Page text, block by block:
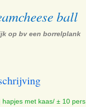
ball
op bv een borrelplank
hapjes met kaas/ ± 10 pers